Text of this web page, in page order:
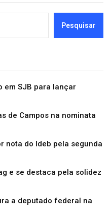
Pesquisar
em SJB para lançar
de Campos na nominata
nota do Ideb pela segunda
e se destaca pela solidez
a deputado federal na